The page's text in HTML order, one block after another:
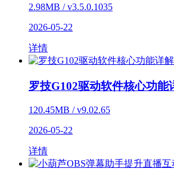
2.98MB / v3.5.0.1035
2026-05-22
详情
罗技G102驱动软件核心功能
120.45MB / v9.02.65
2026-05-22
详情